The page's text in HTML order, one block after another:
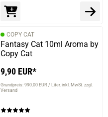
COPY CAT
Fantasy Cat 10ml Aroma by
Copy Cat
9,90 EUR*
Grundpreis: 990,00 EUR / Liter inkl. MwSt. zzgl.
Versand